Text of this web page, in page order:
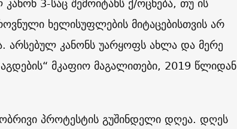
ხელისუფლების მიტაცებისთვის არ
არსებულ კანონს უარყოფს ახლა და მერე
მკაფიო მაგალითები, 2019 წლიდან
პროტესტის გუშინდელი დღეა. დღეს